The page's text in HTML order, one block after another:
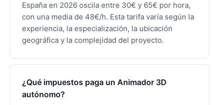
España en 2026 oscila entre 30€ y 65€ por hora,
con una media de 48€/h. Esta tarifa varía según la
experiencia, la especialización, la ubicación
geográfica y la complejidad del proyecto.
¿Qué impuestos paga un Animador 3D
autónomo?